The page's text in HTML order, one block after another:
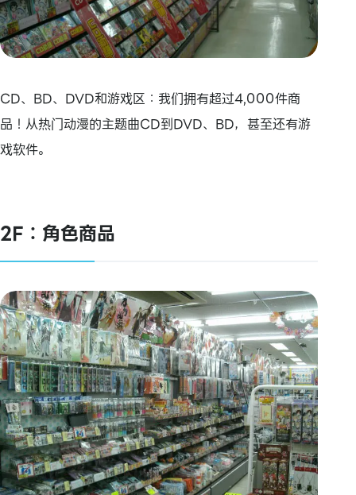
CD、BD、DVD和游戏区：我们拥有超过4,000件商
品！从热门动漫的主题曲CD到DVD、BD，甚至还有游
戏软件。
2F：角色商品